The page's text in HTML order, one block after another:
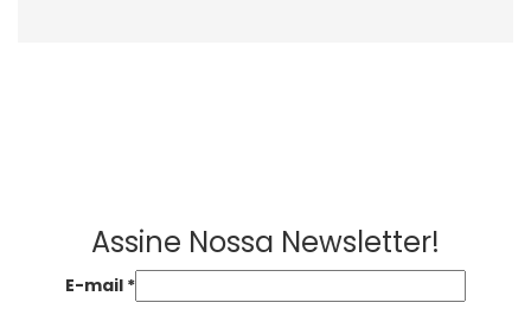
Assine Nossa Newsletter!
E-mail *